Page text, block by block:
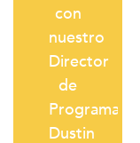
con
nuestro
Director
de
Programas,
Dustin